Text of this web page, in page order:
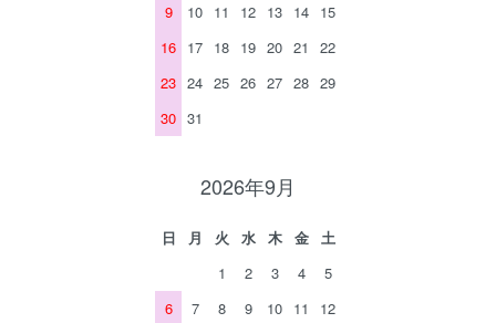
9
10 11 12 13 14 15
16 17 18 19 20 21
22
23 24 25 26 27 28 29
30 31
2026年9月
日 月 火 水 木 金
土
1
2 3 4
5
6
7 8 9 10 11
12